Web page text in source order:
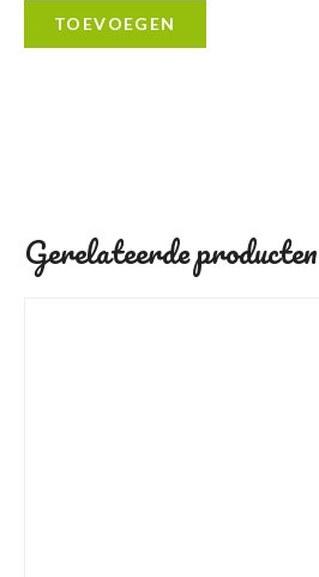
TOEVOEGEN
Gerelateerde producten